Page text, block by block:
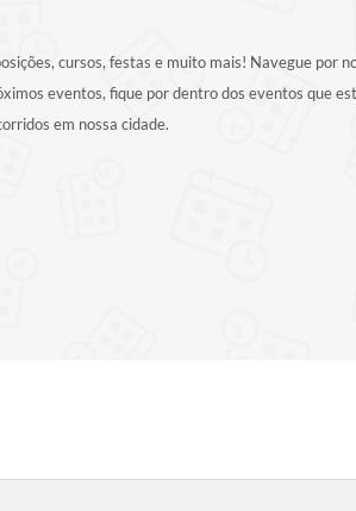
cursos, festas e muito mais! Navegue por
eventos, fique por dentro dos eventos que
em nossa cidade.